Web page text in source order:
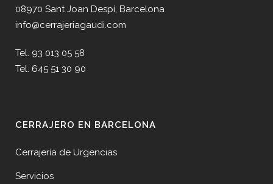
08970 Sant Joan Despí, Barcelona
info@cerrajeriagaudi.com
Tel. 93 013 05 58
Tel. 645 51 30 90
CERRAJERO EN BARCELONA
Cerrajería de Urgencias
Servicios